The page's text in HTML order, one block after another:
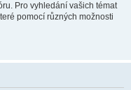
Pro vyhledání vašich témat
pomocí různých možnosti